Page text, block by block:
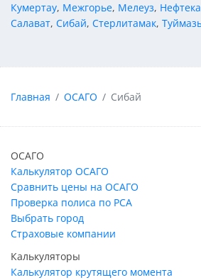
Кумертау, Межгорье, Мелеуз,
Салават, Сибай, Стерлитамак,
Главная ОСАГО Сибай
ОСАГО
Калькулятор ОСАГО
Сравнить цены на ОСАГО
Проверка полиса по РСА
Выбрать город
Страховые компании
Калькуляторы
Калькулятор крутящего момента